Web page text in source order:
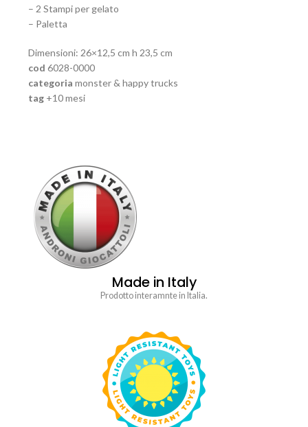
– 2 Stampi per gelato
– Paletta
Dimensioni: 26×12,5 cm h 23,5 cm
cod6028-0000
categoria monster & happy trucks
tag +10 mesi
Made in Italy
Prodotto interamnte in Italia.